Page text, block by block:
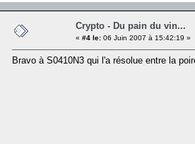
Crypto - Du pain du vin...
« #4 le: 06 Juin 2007 à 15:42:19 »
Bravo à S0410N3 qui l'a résolue entre la